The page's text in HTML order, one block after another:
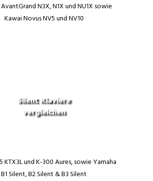
N3X, N1X und NU1X sowie
Kawai Novus NV5 und NV10
Silent Klaviere
vergleichen
KTX3L und K-300 Aures, sowie Yamaha
B1 Silent, B2 Silent & B3 Silent